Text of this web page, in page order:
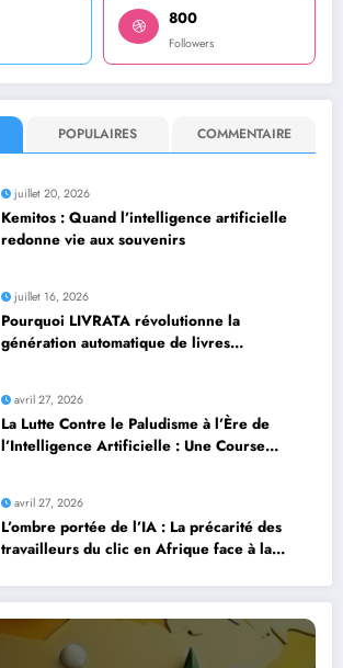
800
Followers
POPULAIRES COMMENTAIRE
juillet 20, 2026
Kemitos : Quand l’intelligence artificielle
redonne vie aux souvenirs
juillet 16, 2026
Pourquoi LIVRATA révolutionne la
génération automatique de livres
avril 27, 2026
La Lutte Contre le Paludisme à l’Ère de
l’Intelligence Artificielle : Une Course
avril 27, 2026
L’ombre portée de l’IA : La précarité des
travailleurs du clic en Afrique face à la